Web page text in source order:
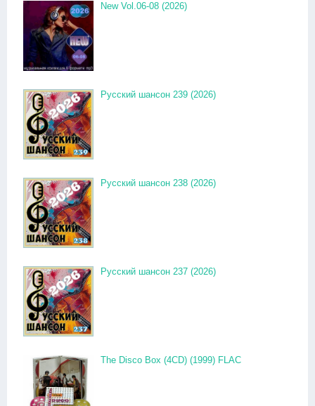
New Vol.06-08 (2026)
Русский шансон 239 (2026)
Русский шансон 238 (2026)
Русский шансон 237 (2026)
The Disco Box (4CD) (1999) FLAC